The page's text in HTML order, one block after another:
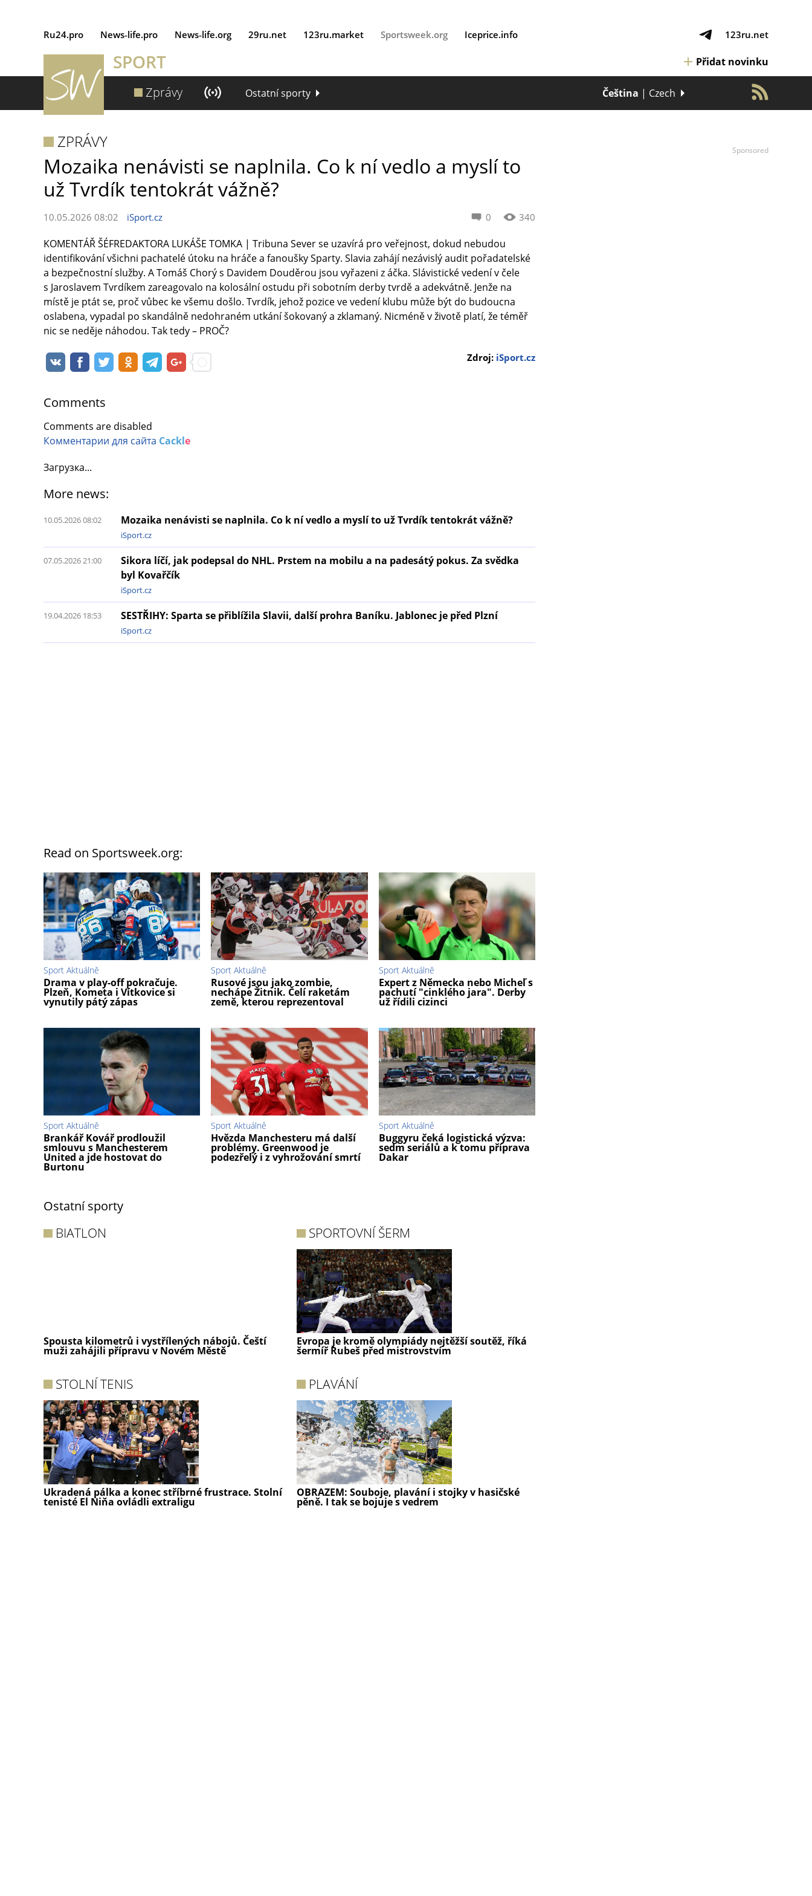
Ru24.pro News‑life.pro News‑life.org 29ru.net 123ru.market Sportsweek.org Iceprice.info 123ru.net
SPORT Přidat novinku
Zprávy Ostatní sporty Čeština | Czech
ZPRÁVY
Mozaika nenávisti se naplnila. Co k ní vedlo a myslí to
už Tvrdík tentokrát vážně?
0 340
10.05.2026 08:02 iSport.cz
KOMENTÁŘ ŠÉFREDAKTORA LUKÁŠE TOMKA | Tribuna Sever se uzavírá pro veřejnost, dokud nebudou
identifikování všichni pachatelé útoku na hráče a fanoušky Sparty. Slavia zahájí nezávislý audit pořadatelské
a bezpečnostní služby. A Tomáš Chorý s Davidem Douděrou jsou vyřazeni z áčka. Slávistické vedení v čele
s Jaroslavem Tvrdíkem zareagovalo na kolosální ostudu při sobotním derby tvrdě a adekvátně. Jenže na
místě je ptát se, proč vůbec ke všemu došlo. Tvrdík, jehož pozice ve vedení klubu může být do budoucna
oslabena, vypadal po skandálně nedohraném utkání šokovaný a zklamaný. Nicméně v životě platí, že téměř
nic se neděje náhodou. Tak tedy – PROČ?
Zdroj: iSport.cz
Comments
Comments are disabled
Комментарии для сайта Cackle
Загрузка...
More news:
Mozaika nenávisti se naplnila. Co k ní vedlo a myslí to už Tvrdík tentokrát vážně?
10.05.2026 08:02
iSport.cz
Sikora líčí, jak podepsal do NHL. Prstem na mobilu a na padesátý pokus. Za svědka
byl Kovařčík
07.05.2026 21:00
iSport.cz
SESTŘIHY: Sparta se přiblížila Slavii, další prohra Baníku. Jablonec je před Plzní
19.04.2026 18:53
iSport.cz
Read on Sportsweek.org:
Sport Aktuálně
Drama v play-off pokračuje.
Plzeň, Kometa i Vítkovice si
vynutily pátý zápas
Sport Aktuálně
Rusové jsou jako zombie,
nechápe Žitnik. Čelí raketám
země, kterou reprezentoval
Sport Aktuálně
Expert z Německa nebo Micheľ s
pachutí "cinklého jara". Derby
už řídili cizinci
Sport Aktuálně
Brankář Kovář prodloužil
smlouvu s Manchesterem
United a jde hostovat do
Burtonu
Sport Aktuálně
Hvězda Manchesteru má další
problémy. Greenwood je
podezřelý i z vyhrožování smrtí
Sport Aktuálně
Buggyru čeká logistická výzva:
sedm seriálů a k tomu příprava
Dakar
Ostatní sporty
BIATLON
Spousta kilometrů i vystřílených nábojů. Čeští
muži zahájili přípravu v Novém Městě
SPORTOVNÍ ŠERM
Evropa je kromě olympiády nejtěžší soutěž, říká
šermíř Rubeš před mistrovstvím
STOLNÍ TENIS
Ukradená pálka a konec stříbrné frustrace. Stolní
tenisté El Niňa ovládli extraligu
PLAVÁNÍ
OBRAZEM: Souboje, plavání i stojky v hasičské
pěně. I tak se bojuje s vedrem
Sponsored